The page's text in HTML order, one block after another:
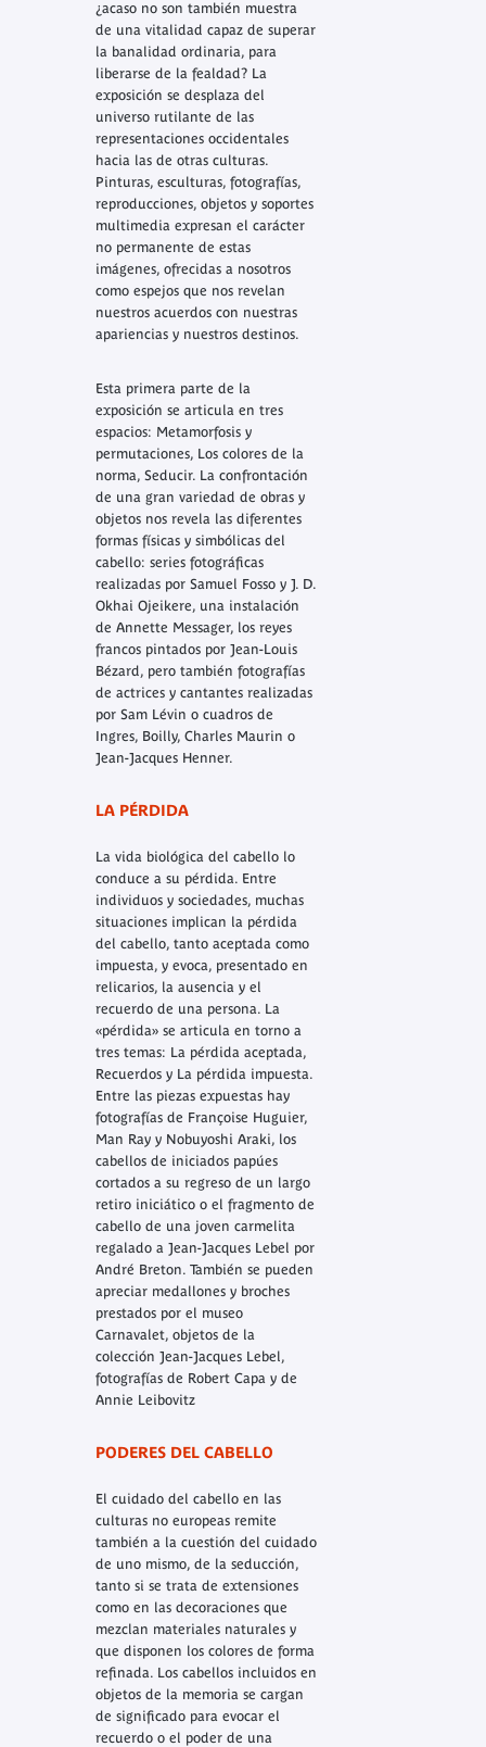
¿acaso no son también muestra
de una vitalidad capaz de superar
la banalidad ordinaria, para
liberarse de la fealdad? La
exposición se desplaza del
universo rutilante de las
representaciones occidentales
hacia las de otras culturas.
Pinturas, esculturas, fotografías,
reproducciones, objetos y soportes
multimedia expresan el carácter
no permanente de estas
imágenes, ofrecidas a nosotros
como espejos que nos revelan
nuestros acuerdos con nuestras
apariencias y nuestros destinos.
Esta primera parte de la
exposición se articula en tres
espacios: Metamorfosis y
permutaciones, Los colores de la
norma, Seducir. La confrontación
de una gran variedad de obras y
objetos nos revela las diferentes
formas físicas y simbólicas del
cabello: series fotográficas
realizadas por Samuel Fosso y J. D.
Okhai Ojeikere, una instalación
de Annette Messager, los reyes
francos pintados por Jean-Louis
Bézard, pero también fotografías
de actrices y cantantes realizadas
por Sam Lévin o cuadros de
Ingres, Boilly, Charles Maurin o
Jean-Jacques Henner.
LA PÉRDIDA
La vida biológica del cabello lo
conduce a su pérdida. Entre
individuos y sociedades, muchas
situaciones implican la pérdida
del cabello, tanto aceptada como
impuesta, y evoca, presentado en
relicarios, la ausencia y el
recuerdo de una persona. La
«pérdida» se articula en torno a
tres temas: La pérdida aceptada,
Recuerdos y La pérdida impuesta.
Entre las piezas expuestas hay
fotografías de Françoise Huguier,
Man Ray y Nobuyoshi Araki, los
cabellos de iniciados papúes
cortados a su regreso de un largo
retiro iniciático o el fragmento de
cabello de una joven carmelita
regalado a Jean-Jacques Lebel por
André Breton. También se pueden
apreciar medallones y broches
prestados por el museo
Carnavalet, objetos de la
colección Jean-Jacques Lebel,
fotografías de Robert Capa y de
Annie Leibovitz
PODERES DEL CABELLO
El cuidado del cabello en las
culturas no europeas remite
también a la cuestión del cuidado
de uno mismo, de la seducción,
tanto si se trata de extensiones
como en las decoraciones que
mezclan materiales naturales y
que disponen los colores de forma
refinada. Los cabellos incluidos en
objetos de la memoria se cargan
de significado para evocar el
recuerdo o el poder de una